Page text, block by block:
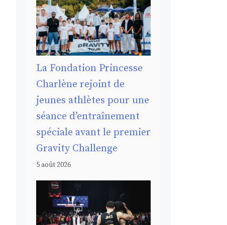
La Fondation Princesse
Charlène rejoint de
jeunes athlètes pour une
séance d’entraînement
spéciale avant le premier
Gravity Challenge
5 août 2026